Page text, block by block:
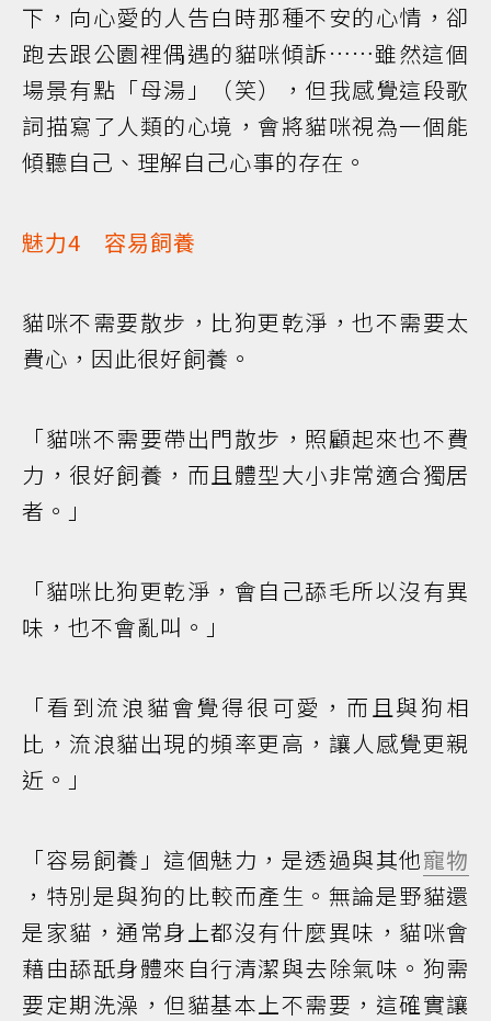
下，向心愛的人告白時那種不安的心情，卻
跑去跟公園裡偶遇的貓咪傾訴……雖然這個
場景有點「母湯」（笑），但我感覺這段歌
詞描寫了人類的心境，會將貓咪視為一個能
傾聽自己、理解自己心事的存在。
魅力4 容易飼養
貓咪不需要散步，比狗更乾淨，也不需要太
費心，因此很好飼養。
「貓咪不需要帶出門散步，照顧起來也不費
力，很好飼養，而且體型大小非常適合獨居
者。」
「貓咪比狗更乾淨，會自己舔毛所以沒有異
味，也不會亂叫。」
「看到流浪貓會覺得很可愛，而且與狗相
比，流浪貓出現的頻率更高，讓人感覺更親
近。」
「容易飼養」這個魅力，是透過與其他寵物
，特別是與狗的比較而產生。無論是野貓還
是家貓，通常身上都沒有什麼異味，貓咪會
藉由舔舐身體來自行清潔與去除氣味。狗需
要定期洗澡，但貓基本上不需要，這確實讓